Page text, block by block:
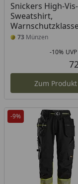
Snickers High-Vis-
Sweatshirt,
73 Münzen
-10% UVP
Zum Produkt
-9%